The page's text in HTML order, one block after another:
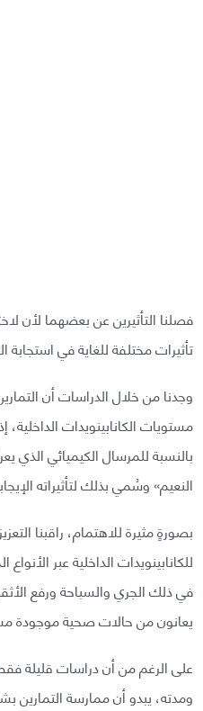
فصلنا التأثيرين عن بعضهما لأن
تأثيرات مختلفة للغاية في استجابة
وجدنا من خلال الدراسات أن
مستويات الكانابينويدات الداخلية،
بالنسبة للمرسال الكيميائي الذي
النعيم» وسُمي بذلك لتأثيراته
بصورةٍ مثيرة للاهتمام، راقبنا
للكانابينويدات الداخلية عبر
في ذلك الجري والسباحة ورفع
يعانون من حالات صحية موجودة
على الرغم من أن دراسات قليلة
ومدته، يبدو أن ممارسة التمارين